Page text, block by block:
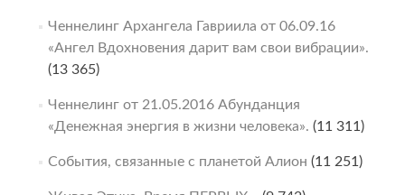
Ченнелинг Архангела Гавриила от 06.09.16
«Ангел Вдохновения дарит вам свои вибрации».
(13 365)
Ченнелинг от 21.05.2016 Абунданция
«Денежная энергия в жизни человека». (11 311)
События, связанные с планетой Алион (11 251)